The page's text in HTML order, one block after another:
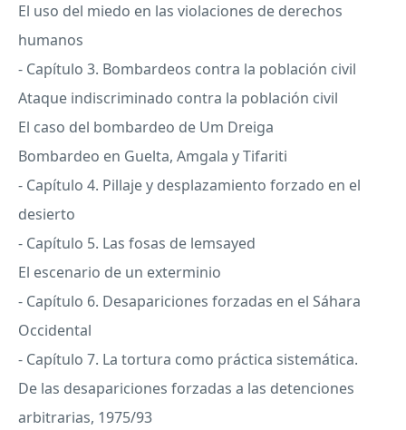
El uso del miedo en las violaciones de derechos
humanos
- Capítulo 3. Bombardeos contra la población civil
Ataque indiscriminado contra la población civil
El caso del bombardeo de Um Dreiga
Bombardeo en Guelta, Amgala y Tifariti
- Capítulo 4. Pillaje y desplazamiento forzado en el
desierto
- Capítulo 5. Las fosas de lemsayed
El escenario de un exterminio
- Capítulo 6. Desapariciones forzadas en el Sáhara
Occidental
- Capítulo 7. La tortura como práctica sistemática.
De las desapariciones forzadas a las detenciones
arbitrarias, 1975/93